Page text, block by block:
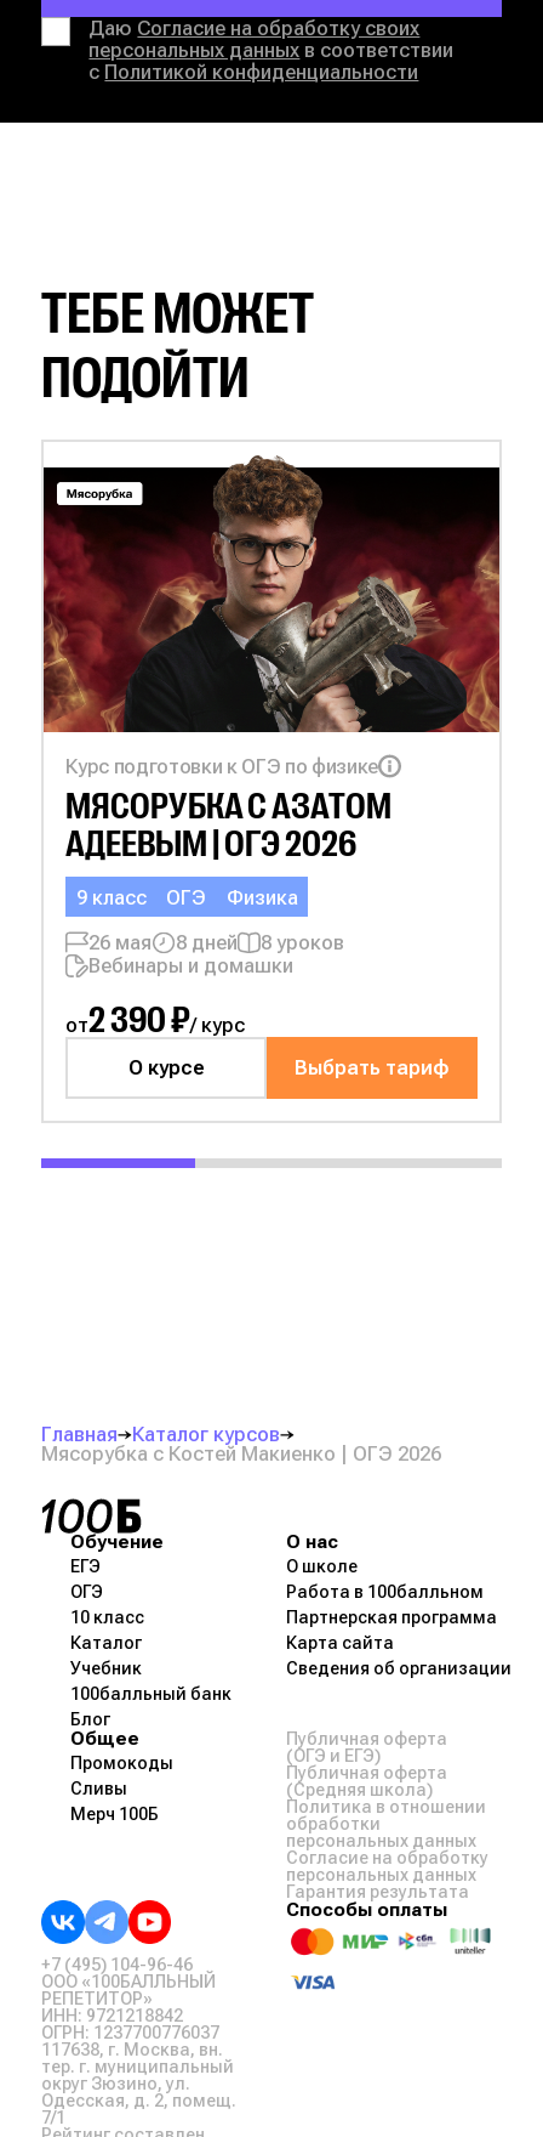
Даю Согласие на обработку своих
персональных данных в соответствии
с Политикой конфиденциальности
ТЕБЕ МОЖЕТ
ПОДОЙТИ
Курс подготовки к ОГЭ по физике
МЯСОРУБКА САЗАТОМ
АДЕЕВЫМ | ОГЭ 2026
9 класс ОГЭ
Физика
26 мая
8 дней
8 уроков
Вебинары и домашки
от2 390 ₽/ курс
Выбрать тариф
О курсе
Главная
Каталог курсов
Мясорубка с Костей Макиенко | ОГЭ 2026
Обучение
ЕГЭ
ОГЭ
10 класс
Каталог
Учебник
100балльный банк
Блог
О нас
О школе
Работа в 100балльном
Партнерская программа
Карта сайта
Сведения об организации
Общее
Промокоды
Сливы
Мерч 100Б
+7 (495) 104-96-46
ООО «100БАЛЛЬНЫЙ
РЕПЕТИТОР»
ИНН: 9721218842
ОГРН: 1237700776037
117638, г. Москва, вн.
тер. г. муниципальный
округ Зюзино, ул.
Одесская, д. 2, помещ.
7/1
Публичная оферта
(ОГЭ и ЕГЭ)
Публичная оферта
(Средняя школа)
Политика в отношении
обработки
персональных данных
Согласие на обработку
персональных данных
Гарантия результата
Способы оплаты